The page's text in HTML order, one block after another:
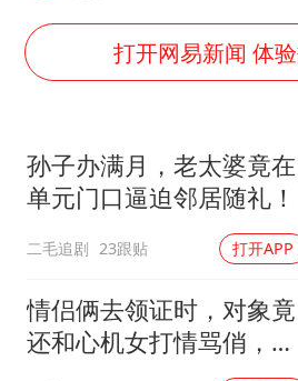
向鹏0-3不
今日立秋
公司“上四
东方之约
打开网易新闻 体
孙子办满月，老太婆竟在
单元门口逼迫邻居随礼！
二毛追剧 23跟贴 打开APP
情侣俩去领证时，对象竟
还和心机女打情骂俏，女